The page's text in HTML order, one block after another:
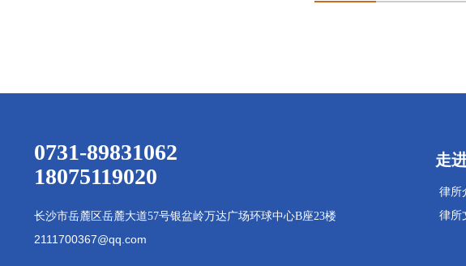
律所
律所
走
长沙市岳麓区岳麓大道57号银盆岭万达广场环球中心B座23楼
2111700367@qq.com
0731-89831062
18075119020